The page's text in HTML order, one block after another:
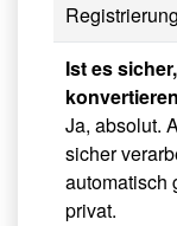
Ist es
Ja, absolut.
sicher
automatisch
privat.